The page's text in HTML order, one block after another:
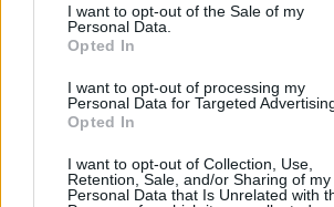
I want to opt-out of the Sale of my
Personal Data.
Opted In
I want to opt-out of processing my
Personal Data for Targeted
Opted In
I want to opt-out of Collection, Use,
Retention, Sale, and/or Sharing of my
Personal Data that Is Unrelated with
Γιατί να συμμετάσχουν οι
Το Inclusion@Work Festival δίνει στις
δυνατότητα να συνδεθούν με
εργαζόμενους, να ενισχύσουν
συμπερίληψης, να αναδείξουν